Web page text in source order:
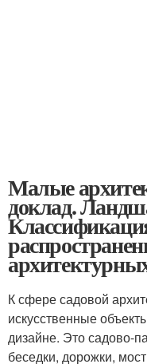
Малые
доклад.
К сфере садовой
искусственные
дизайне. Это садово-
беседки, дорожки,